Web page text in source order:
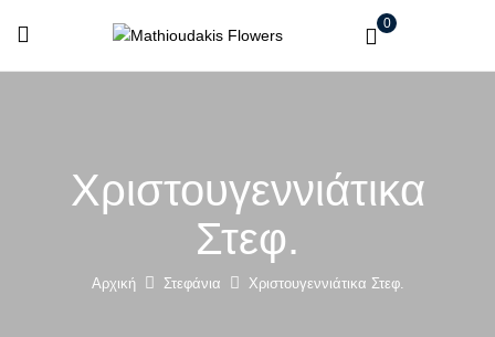
0
Χριστουγεννιάτικα
Στεφ.
Αρχική Στεφάνια Χριστουγεννιάτικα Στεφ.